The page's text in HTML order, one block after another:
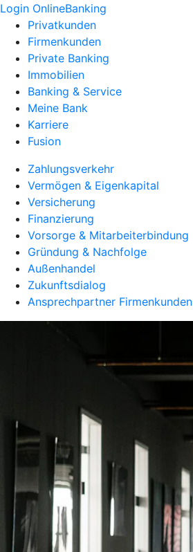
Login OnlineBanking
Privatkunden
Firmenkunden
Private Banking
Immobilien
Banking & Service
Meine Bank
Karriere
Fusion
Zahlungsverkehr
Vermögen & Eigenkapital
Versicherung
Finanzierung
Vorsorge & Mitarbeiterbindung
Gründung & Nachfolge
Außenhandel
Zukunftsdialog
Ansprechpartner Firmenkunden